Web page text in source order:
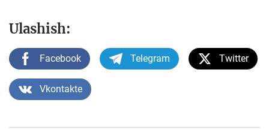
Ulashish:
Facebook Telegram Twitter
Vkontakte